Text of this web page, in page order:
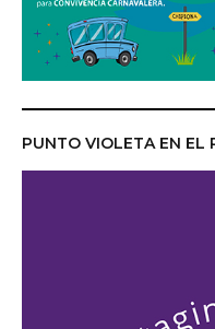
PUNTO VIOLETA EN EL